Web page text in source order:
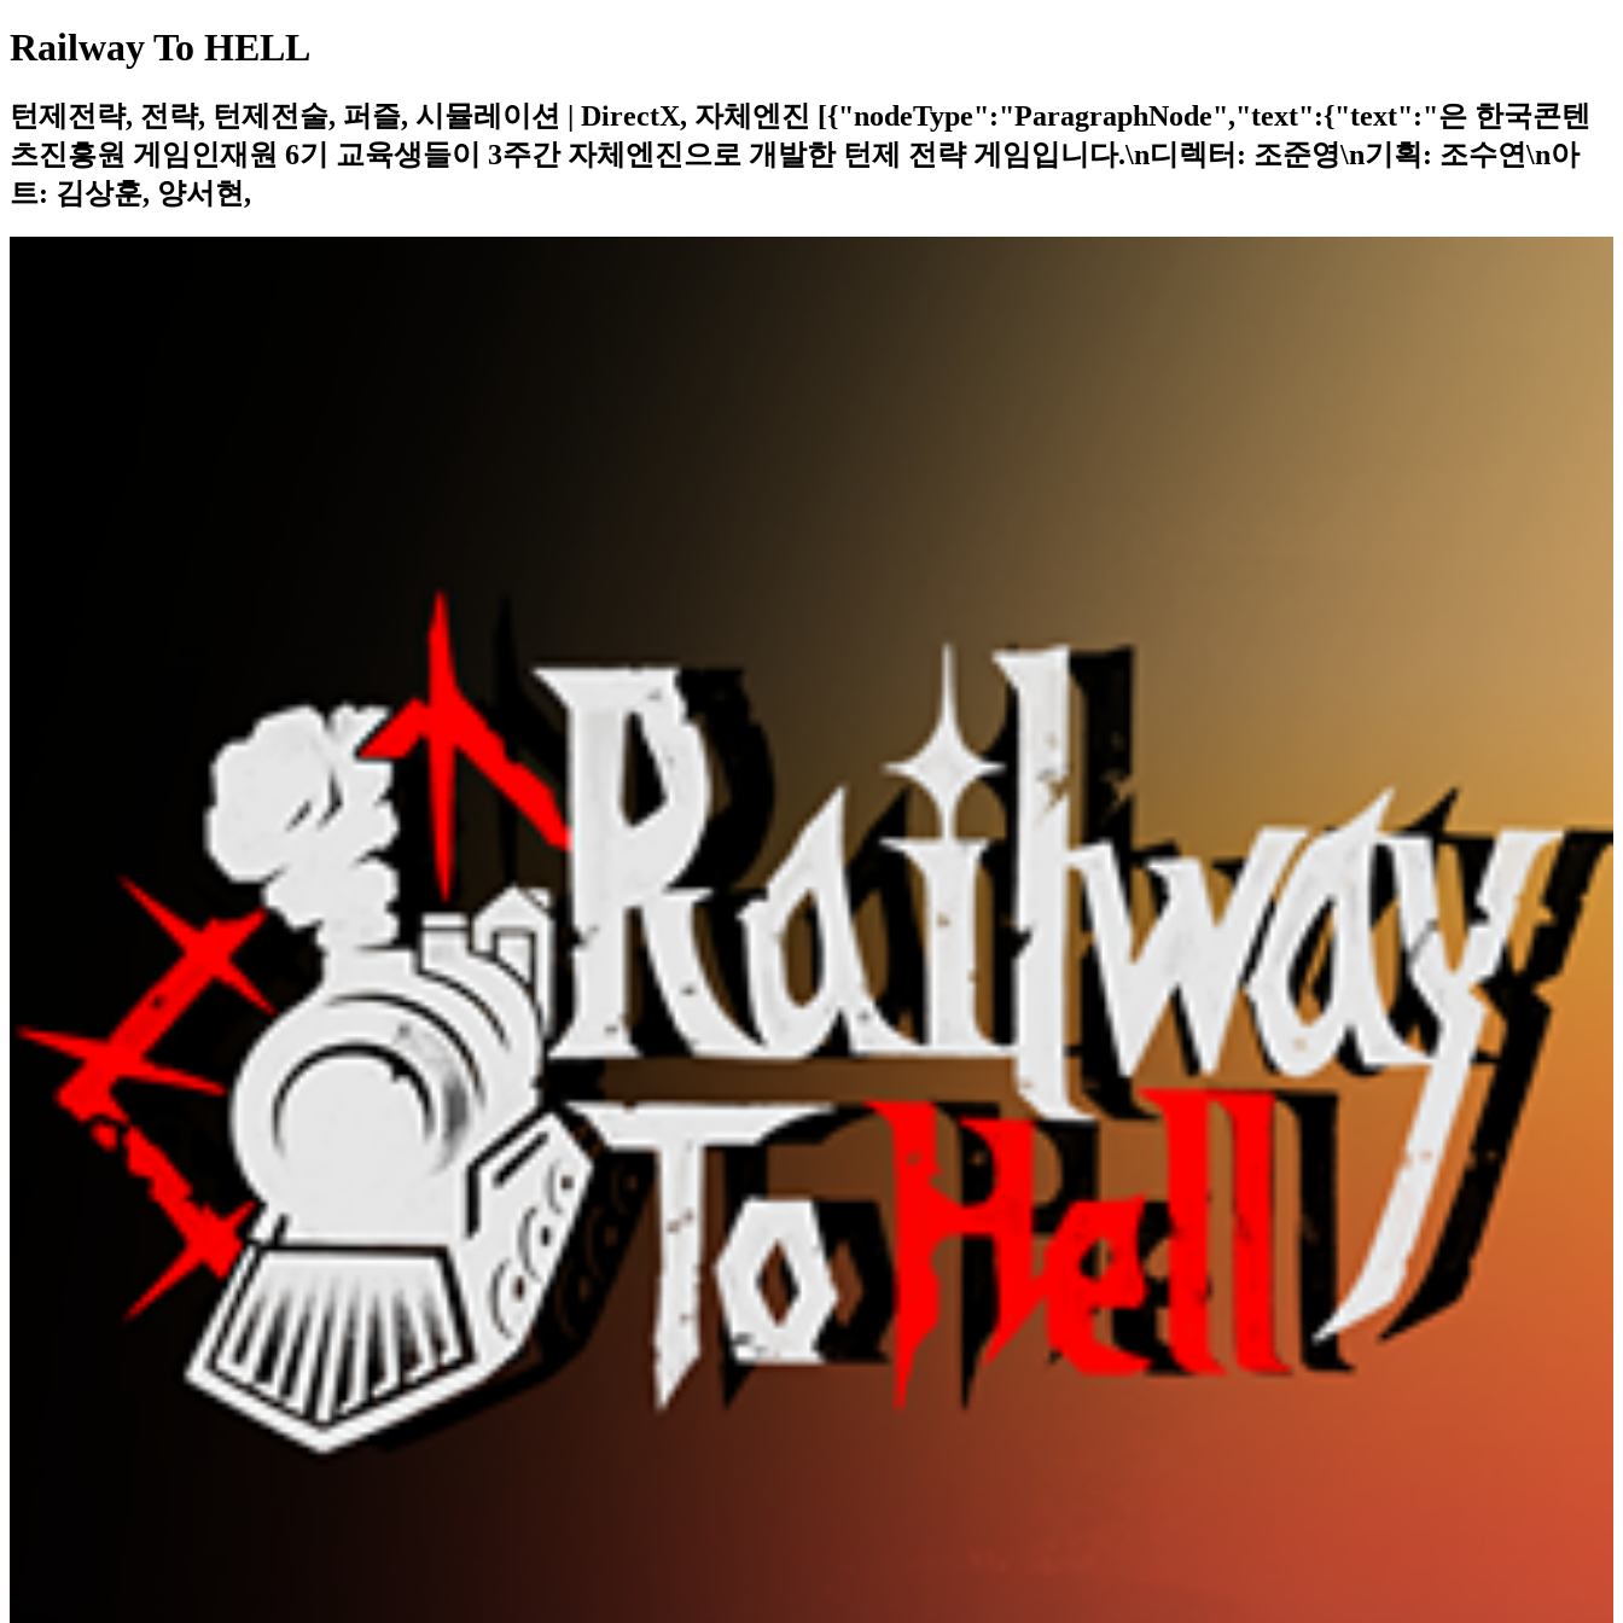
Railway To HELL
턴제전략, 전략, 턴제전술, 퍼즐, 시뮬레이션 | DirectX, 자체엔진 [{"nodeType":"ParagraphNode","text":{"text":"은 한국콘텐
츠진흥원 게임인재원 6기 교육생들이 3주간 자체엔진으로 개발한 턴제 전략 게임입니다.\n디렉터: 조준영\n기획: 조수연\n아
트: 김상훈, 양서현,